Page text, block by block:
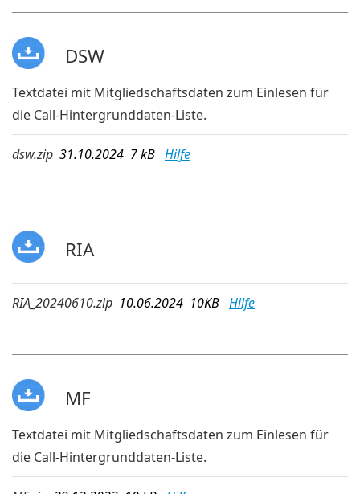
DSW
Textdatei mit Mitgliedschaftsdaten zum Einlesen für
die Call-Hintergrunddaten-Liste.
dsw.zip 31.10.2024 7 kB Hilfe
RIA
RIA_20240610.zip 10.06.2024 10KB Hilfe
MF
Textdatei mit Mitgliedschaftsdaten zum Einlesen für
die Call-Hintergrunddaten-Liste.